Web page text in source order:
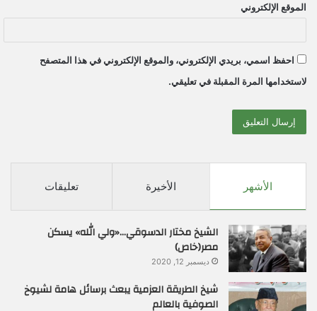
الموقع الإلكتروني
احفظ اسمي، بريدي الإلكتروني، والموقع الإلكتروني في هذا المتصفح
لاستخدامها المرة المقبلة في تعليقي.
الأشهر الأخيرة تعليقات
الشيخ مختار الدسوقي…«ولي الله» يسكن
مصر(خاص)
ديسمبر 12, 2020
شيخ الطريقة العزمية يبعث برسائل هامة لشيوخ
الصوفية بالعالم